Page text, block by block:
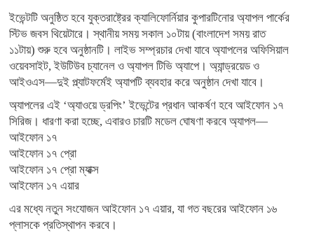
ইভেন্টটি অনুষ্ঠিত হবে যুক্তরাষ্ট্রের ক্যালিফোর্নিয়ার কুপারটিনোর অ্যাপল পার্কের
স্টিভ জবস থিয়েটারে। স্থানীয় সময় সকাল ১০টায় (বাংলাদেশ সময় রাত
১১টায়) শুরু হবে অনুষ্ঠানটি। লাইভ সম্প্রচার দেখা যাবে অ্যাপলের অফিসিয়াল
ওয়েবসাইট, ইউটিউব চ্যানেল ও অ্যাপল টিভি অ্যাপে। অ্যান্ড্রয়েড ও
আইওএস—দুই প্ল্যাটফর্মেই অ্যাপটি ব্যবহার করে অনুষ্ঠান দেখা যাবে।
অ্যাপলের এই ‘অ্যাওয়ে ড্রপিং’ ইভেন্টের প্রধান আকর্ষণ হবে আইফোন ১৭
সিরিজ। ধারণা করা হচ্ছে, এবারও চারটি মডেল ঘোষণা করবে অ্যাপল—
আইফোন ১৭
আইফোন ১৭ প্রো
আইফোন ১৭ প্রো ম্যাক্স
আইফোন ১৭ এয়ার
এর মধ্যে নতুন সংযোজন আইফোন ১৭ এয়ার, যা গত বছরের আইফোন ১৬
প্লাসকে প্রতিস্থাপন করবে।